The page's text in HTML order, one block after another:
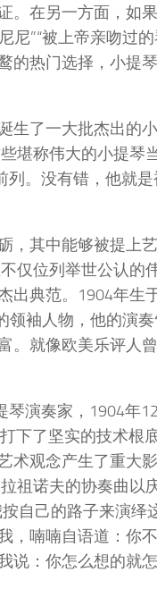
。在另一方面，如
”“被上帝亲吻过
热门选择，小提
生了一大批杰出的
堪称伟大的小提琴
。没有错，他就
，其中能够被提上
仅位列举世公认的
典范。1904年生
领袖人物，他的演
就像欧美乐评人
演奏家，1904年
下了坚实的技术根
术观念产生了重大
祖诺夫的协奏曲以
自己的路子来演绎
，喃喃自语道：你
说：你怎么想的就